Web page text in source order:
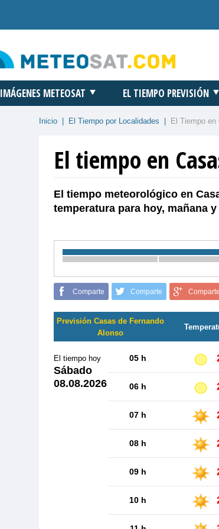
IMÁGENES METEOSAT EL TIEMPO PREVISIÓN
Inicio El Tiempo por Localidades El Tiempo en
El tiempo en
El tiempo meteorológico en
temperatura para hoy, mañana
Comparte Comparte Comparte
Previsión Casas de Fernando
Alonso
El tiempo hoy
Sábado
08.08.2026
05 h
06 h
07 h
08 h
09 h
10 h